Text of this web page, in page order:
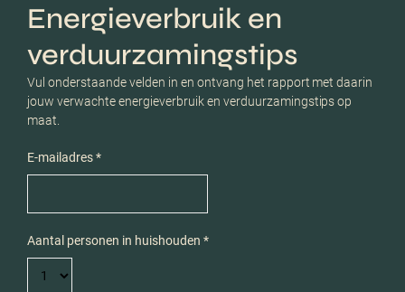
Energieverbruik en
verduurzamingstips
Vul onderstaande velden in en ontvang het rapport met daarin
jouw verwachte energieverbruik en verduurzamingstips op
maat.
E-mailadres *
Aantal personen in huishouden *